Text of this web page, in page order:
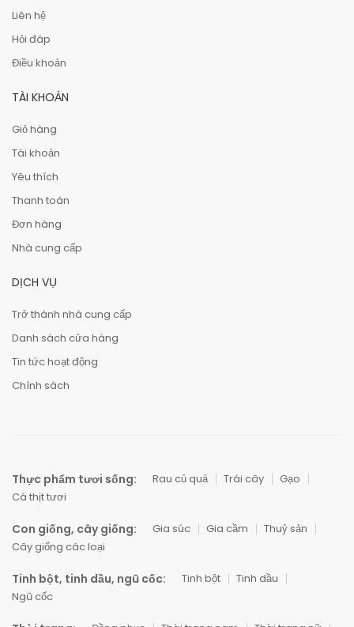
Liên hệ
Hỏi đáp
Điều khoản
TÀI KHOẢN
Giỏ hàng
Tài khoản
Yêu thích
Thanh toán
Đơn hàng
Nhà cung cấp
DỊCH VỤ
Trở thành nhà cung cấp
Danh sách cửa hàng
Tin tức hoạt động
Chính sách
Thực phẩm tươi sống: Rau củ quả Trái cây
Gạo
Cá thịt tươi
Con giống, cây giống: Gia súc Gia cầm
Thuỷ sản
Cây giống các loại
Tinh bột, tinh dầu, ngũ cốc: Tinh bột
Tinh dầu
Ngũ cốc